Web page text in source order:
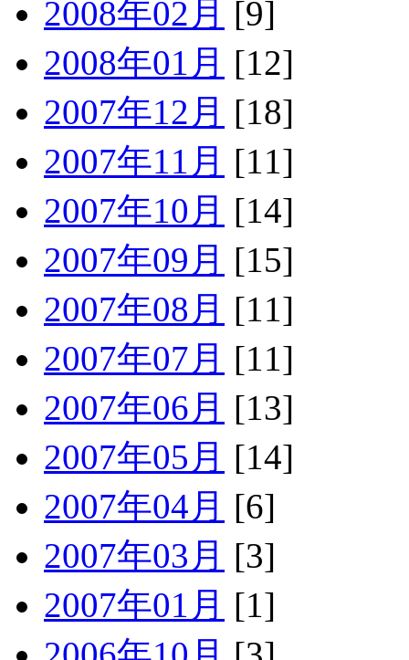
2008年02月 [9]
2008年01月 [12]
2007年12月 [18]
2007年11月 [11]
2007年10月 [14]
2007年09月 [15]
2007年08月 [11]
2007年07月 [11]
2007年06月 [13]
2007年05月 [14]
2007年04月 [6]
2007年03月 [3]
2007年01月 [1]